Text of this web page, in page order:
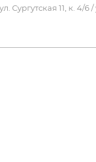
Сургутская 11, к. 4/